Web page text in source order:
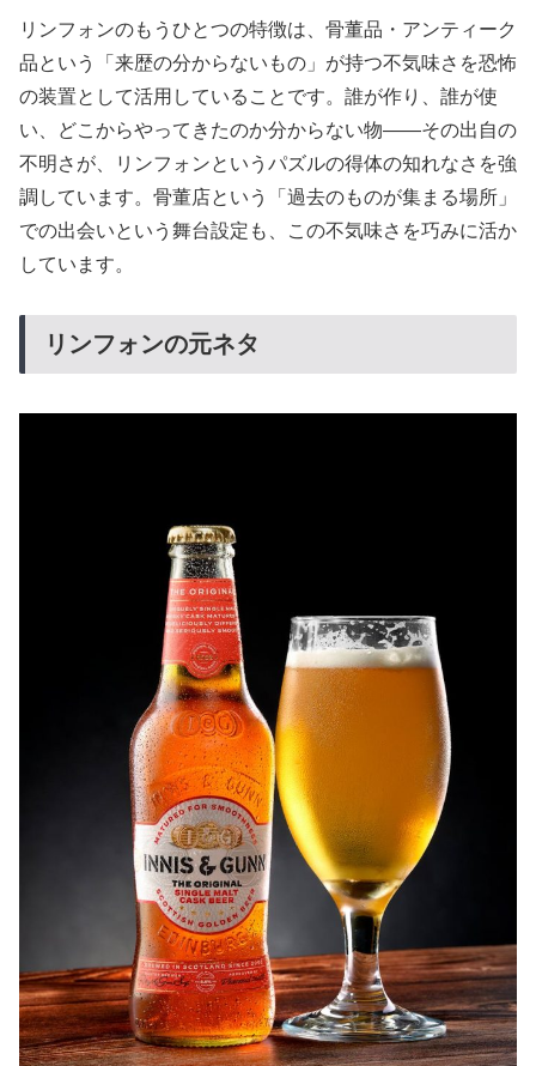
リンフォンのもうひとつの特徴は、骨董品・アンティーク
品という「来歴の分からないもの」が持つ不気味さを恐怖
の装置として活用していることです。誰が作り、誰が使
い、どこからやってきたのか分からない物——その出自の
不明さが、リンフォンというパズルの得体の知れなさを強
調しています。骨董店という「過去のものが集まる場所」
での出会いという舞台設定も、この不気味さを巧みに活か
しています。
リンフォンの元ネタ